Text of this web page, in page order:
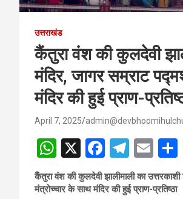
उत्तराखंड
कैंतुरा वंश की कुलदेवी
मंदिर, जागर सम्राट
मंदिर की हुई प्राण-
April 7, 2025
W
h
at
X
F
a
ce
T
el
e
E
m
ail
कैंतुरा वंश की कुलदेवी झालीमाली का
मंत्रोच्चार के साथ मंदिर की हुई प्राण-प्रतिष्ठा